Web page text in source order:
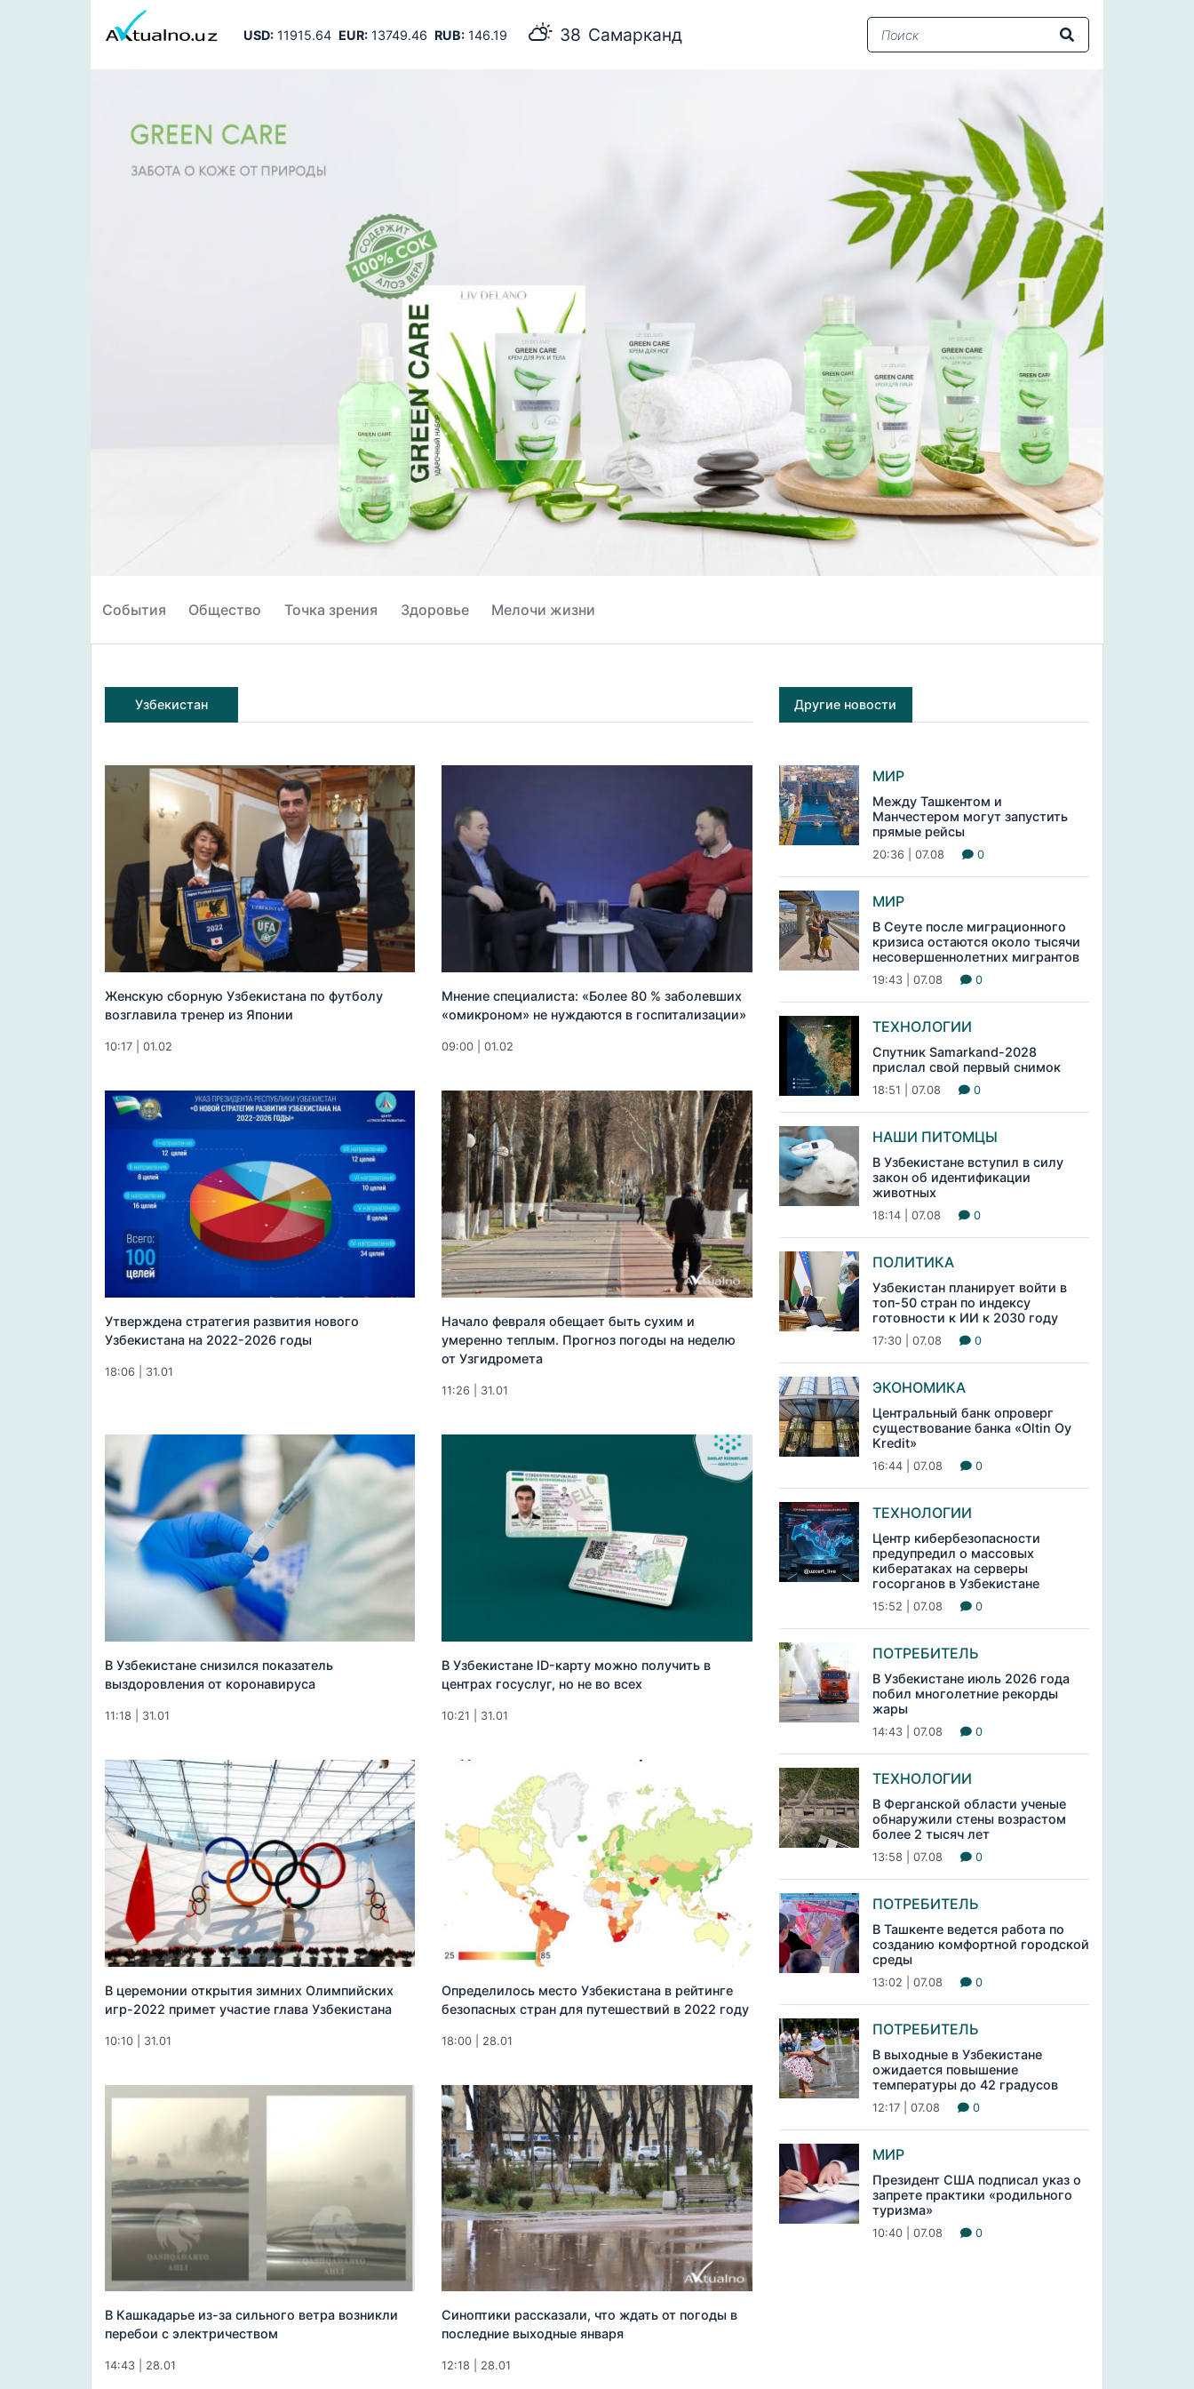
USD:11915.64 EUR:13749.46 RUB:146.19 38 Самарканд
События Общество Точка зрения Здоровье Мелочи жизни
Узбекистан
Женскую сборную Узбекистана по футболу
возглавила тренер из Японии
10:17 | 01.02
Мнение специалиста: «Более 80 % заболевших
«омикроном» не нуждаются в госпитализации»
09:00 | 01.02
Утверждена стратегия развития нового
Узбекистана на 2022-2026 годы
18:06 | 31.01
Начало февраля обещает быть сухим и
умеренно теплым. Прогноз погоды на неделю
от Узгидромета
11:26 | 31.01
В Узбекистане снизился показатель
выздоровления от коронавируса
11:18 | 31.01
В Узбекистане ID-карту можно получить в
центрах госуслуг, но не во всех
10:21 | 31.01
В церемонии открытия зимних Олимпийских
игр-2022 примет участие глава Узбекистана
10:10 | 31.01
Определилось место Узбекистана в рейтинге
безопасных стран для путешествий в 2022 году
18:00 | 28.01
В Кашкадарье из-за сильного ветра возникли
перебои с электричеством
14:43 | 28.01
Синоптики рассказали, что ждать от погоды в
последние выходные января
12:18 | 28.01
Другие новости
МИР
Между Ташкентом и
Манчестером могут запустить
прямые рейсы
20:36 | 07.08 0
МИР
В Сеуте после миграционного
кризиса остаются около тысячи
несовершеннолетних мигрантов
19:43 | 07.08 0
ТЕХНОЛОГИИ
Спутник Samarkand-2028
прислал свой первый снимок
18:51 | 07.08 0
НАШИ ПИТОМЦЫ
В Узбекистане вступил в силу
закон об идентификации
животных
18:14 | 07.08 0
ПОЛИТИКА
Узбекистан планирует войти в
топ-50 стран по индексу
готовности к ИИ к 2030 году
17:30 | 07.08 0
ЭКОНОМИКА
Центральный банк опроверг
существование банка «Oltin Oy
Kredit»
16:44 | 07.08 0
ТЕХНОЛОГИИ
Центр кибербезопасности
предупредил о массовых
кибератаках на серверы
госорганов в Узбекистане
15:52 | 07.08 0
ПОТРЕБИТЕЛЬ
В Узбекистане июль 2026 года
побил многолетние рекорды
жары
14:43 | 07.08 0
ТЕХНОЛОГИИ
В Ферганской области ученые
обнаружили стены возрастом
более 2 тысяч лет
13:58 | 07.08 0
ПОТРЕБИТЕЛЬ
В Ташкенте ведется работа по
созданию комфортной городской
среды
13:02 | 07.08 0
ПОТРЕБИТЕЛЬ
В выходные в Узбекистане
ожидается повышение
температуры до 42 градусов
12:17 | 07.08 0
МИР
Президент США подписал указ о
запрете практики «родильного
туризма»
10:40 | 07.08 0